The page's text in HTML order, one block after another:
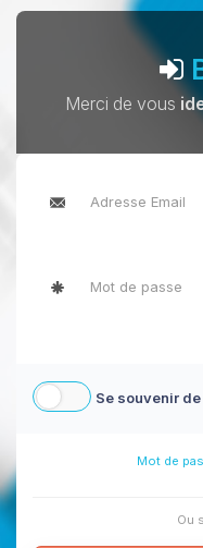
Merci de vous
Se souvenir de
Mot de
Ou